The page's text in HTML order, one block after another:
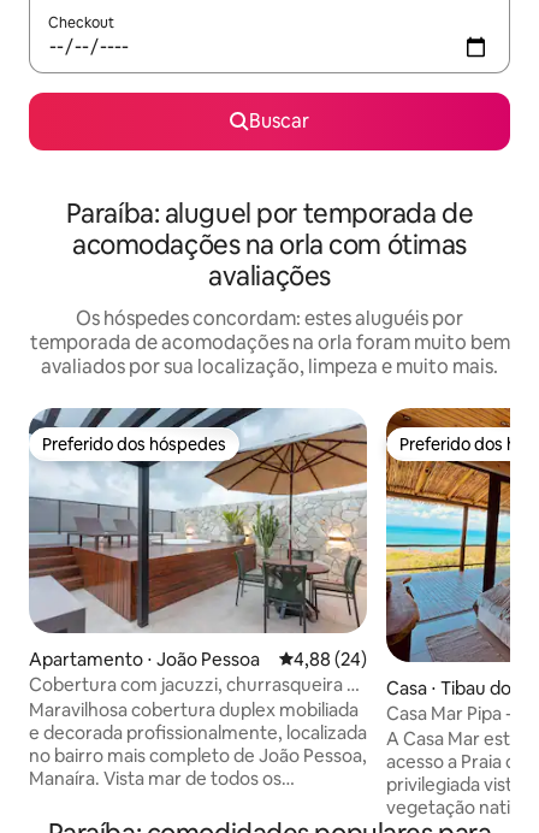
Checkout
Buscar
Paraíba: aluguel por temporada de
acomodações na orla com ótimas
avaliações
Os hóspedes concordam: estes aluguéis por
temporada de acomodações na orla foram muito bem
avaliados por sua localização, limpeza e muito mais.
Preferido dos hóspedes
Preferido dos hóspedes
Apartamento ⋅ João Pessoa 4,88 de uma avaliação média
4,88 (24)
Cobertura com jacuzzi, churrasqueira e
vista mar
Maravilhosa cobertura duplex mobiliada
e decorada profissionalmente, localizada
no bairro mais completo de João Pessoa,
Manaíra. Vista mar de todos os
até 6 pessoas, quartos e sala
Preferido dos
Preferido dos
Casa ⋅ Tibau do Sul
Casa Mar Pipa -
A Casa Mar está
acesso a Praia
privilegiada vista
vegetação nativa.